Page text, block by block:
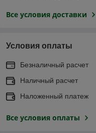
Все условия доставки
Условия оплаты
Безналичный расчет
Наличный расчет
Наложенный платеж
Все условия оплаты